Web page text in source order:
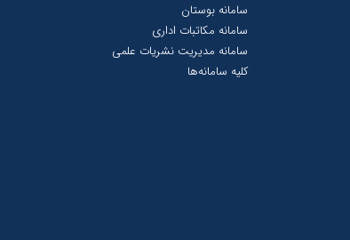
سامانه بوستان
سامانه مکاتبات اداری
سامانه مدیریت نشریات علمی
کلیه سامانه‌ها